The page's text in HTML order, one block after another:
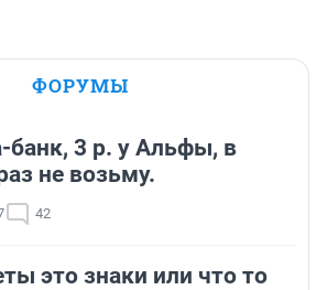
ФОРУМЫ
банк, 3 р. у Альфы, в
не возьму.
42
это знаки или что то